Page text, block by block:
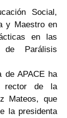
Social,
y Maestro en
en las
de Parálisis
de APACE ha
rector de la
Mateos, que
la presidenta